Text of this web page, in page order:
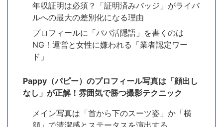
年収証明は必須？「証明済みバッジ」がライバ
ルへの最大の差別化になる理由
プロフィールに「パパ活隠語」を書くのは
NG！運営と女性に嫌われる「業者認定ワー
ド」
Pappy（パピー）のプロフィール写真は「顔出し
なし」が正解！雰囲気で勝つ撮影テクニック
メイン写真は「首から下のスーツ姿」か「横